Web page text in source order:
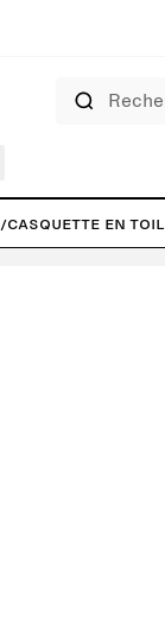
/Casquette en